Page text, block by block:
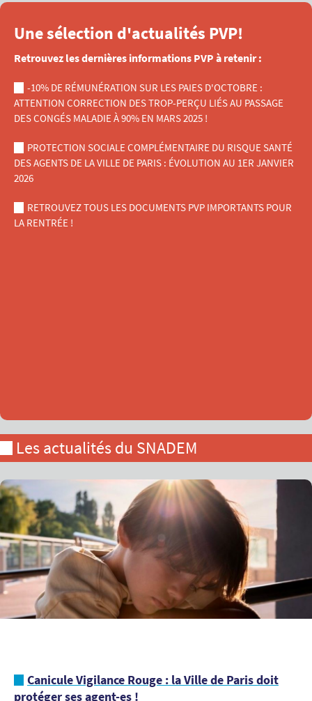
Une sélection d'actualités PVP!
Retrouvez les dernières informations PVP à retenir :
-10% DE RÉMUNÉRATION SUR LES PAIES D'OCTOBRE :
ATTENTION CORRECTION DES TROP-PERÇU LIÉS AU PASSAGE
DES CONGÉS MALADIE À 90% EN MARS 2025 !
PROTECTION SOCIALE COMPLÉMENTAIRE DU RISQUE SANTÉ
DES AGENTS DE LA VILLE DE PARIS : ÉVOLUTION AU 1ER JANVIER
2026
RETROUVEZ TOUS LES DOCUMENTS PVP IMPORTANTS POUR
LA RENTRÉE !
Les actualités du SNADEM
Canicule Vigilance Rouge : la Ville de Paris doit
protéger ses agent-es !